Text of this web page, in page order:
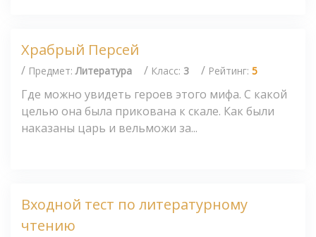
Храбрый Персей
/ Предмет:Литература / Класс: 3 / Рейтинг: 5
Где можно увидеть героев этого мифа. С какой
целью она была прикована к скале. Как были
наказаны царь и вельможи за...
Входной тест по литературному
чтению